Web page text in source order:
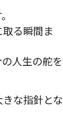
る瞬間ま
人生の舵を
な指針とな